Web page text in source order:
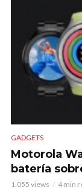
GADGETS
Motorola
batería
1.055 views 4 min